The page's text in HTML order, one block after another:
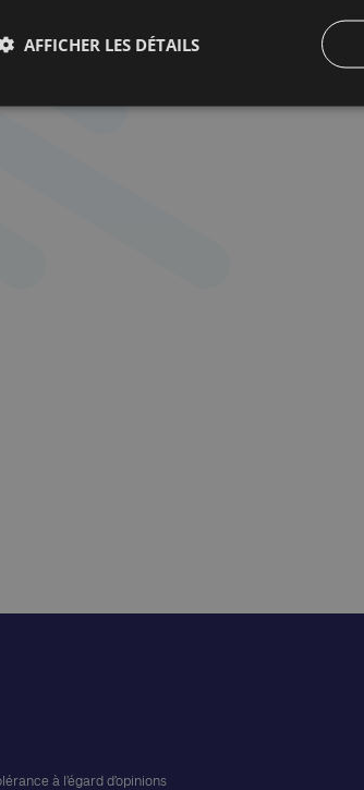
à l’égard d’opinions
AFFICHER LES DÉTAILS